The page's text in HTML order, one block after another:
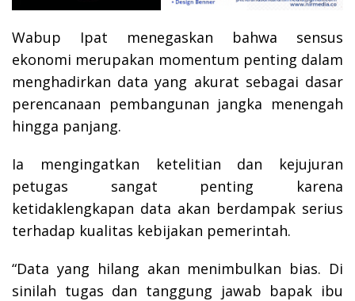
Wabup Ipat menegaskan bahwa sensus
ekonomi merupakan momentum penting dalam
menghadirkan data yang akurat sebagai dasar
perencanaan pembangunan jangka menengah
hingga panjang.
Ia mengingatkan ketelitian dan kejujuran
petugas sangat penting karena
ketidaklengkapan data akan berdampak serius
terhadap kualitas kebijakan pemerintah.
“Data yang hilang akan menimbulkan bias. Di
sinilah tugas dan tanggung jawab bapak ibu